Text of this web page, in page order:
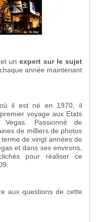
un expert sur le sujet
chaque année maintenant
il est né en 1970, il
voyage aux Etats
Passionné de
de milliers de photos
de vingt années de
et dans ses environs,
pour réaliser ce
aux questions de cette